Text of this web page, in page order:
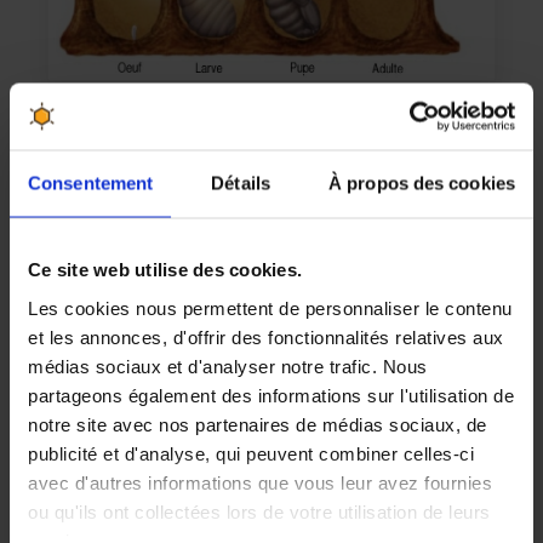
Consentement Détails À propos des cookies
Ce site web utilise des cookies.
Les cookies nous permettent de personnaliser le contenu
et les annonces, d'offrir des fonctionnalités relatives aux
médias sociaux et d'analyser notre trafic. Nous
partageons également des informations sur l'utilisation de
notre site avec nos partenaires de médias sociaux, de
publicité et d'analyse, qui peuvent combiner celles-ci
avec d'autres informations que vous leur avez fournies
ou qu'ils ont collectées lors de votre utilisation de leurs
La vie de la ruche
Des faux-bourdons qui fécondent la reine, nourris par les
ouvrières. Toute une hiérarchie. Mais comment en arriver là ?
LIRE LA SUITE